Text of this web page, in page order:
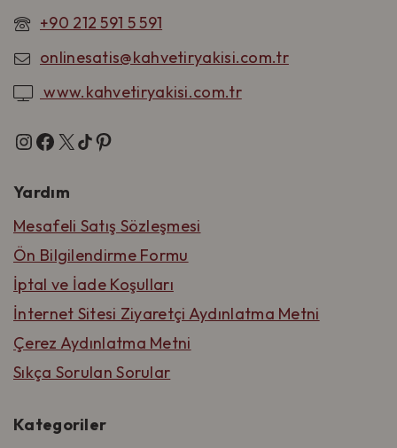
+90 212 591 5 591
onlinesatis@kahvetiryakisi.com.tr
www.kahvetiryakisi.com.tr
Yardım
Mesafeli Satış Sözleşmesi
Ön Bilgilendirme Formu
İptal ve İade Koşulları
İnternet Sitesi Ziyaretçi Aydınlatma Metni
Çerez Aydınlatma Metni
Sıkça Sorulan Sorular
Kategoriler